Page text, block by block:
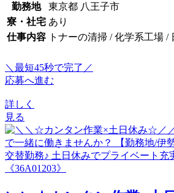
勤務地
東京都 八王子市
寮・社宅 あり
仕事内容 トナーの清掃 / 化学系工場 /
＼最短45秒で完了／
応募へ進む
詳しく
見る